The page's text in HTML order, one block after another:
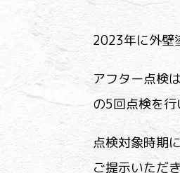
2023年に外壁
アフター点検
の5回点検を行
点検対象時期
ご提示いただ